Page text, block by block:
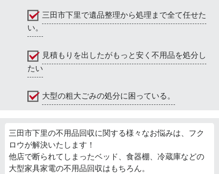
三田市下里で遺品整理から処理まで全て任せた
い。
見積もりを出したがもっと安く不用品を処分し
たい
大型の粗大ごみの処分に困っている。
三田市下里の不用品回収に関する様々なお悩みは、フク
ロウが解決いたします！
他店で断られてしまったベッド、食器棚、冷蔵庫などの
大型家具家電の不用品回収はもちろん。